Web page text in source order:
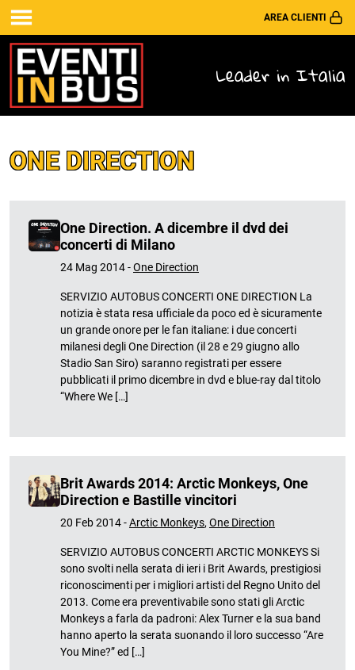
AREA CLIENTI
Leader in Italia
ONE DIRECTION
One Direction. A dicembre il dvd dei
concerti di Milano
24 Mag 2014 -One Direction
SERVIZIO AUTOBUS CONCERTI ONE DIRECTION La
notizia è stata resa ufficiale da poco ed è sicuramente
un grande onore per le fan italiane: i due concerti
milanesi degli One Direction (il 28 e 29 giugno allo
Stadio San Siro) saranno registrati per essere
pubblicati il primo dicembre in dvd e blue-ray dal titolo
“Where We […]
Brit Awards 2014: Arctic Monkeys, One
Direction e Bastille vincitori
20 Feb 2014 -Arctic Monkeys, One Direction
SERVIZIO AUTOBUS CONCERTI ARCTIC MONKEYS Si
sono svolti nella serata di ieri i Brit Awards, prestigiosi
riconoscimenti per i migliori artisti del Regno Unito del
2013. Come era preventivabile sono stati gli Arctic
Monkeys a farla da padroni: Alex Turner e la sua band
hanno aperto la serata suonando il loro successo “Are
You Mine?” ed […]